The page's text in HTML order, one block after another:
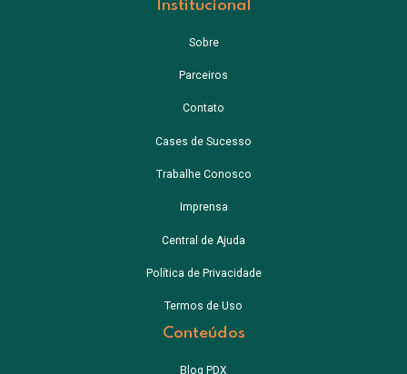
Institucional
Sobre
Parceiros
Contato
Cases de Sucesso
Trabalhe Conosco
Imprensa
Central de Ajuda
Política de Privacidade
Termos de Uso
Conteúdos
Blog PDX